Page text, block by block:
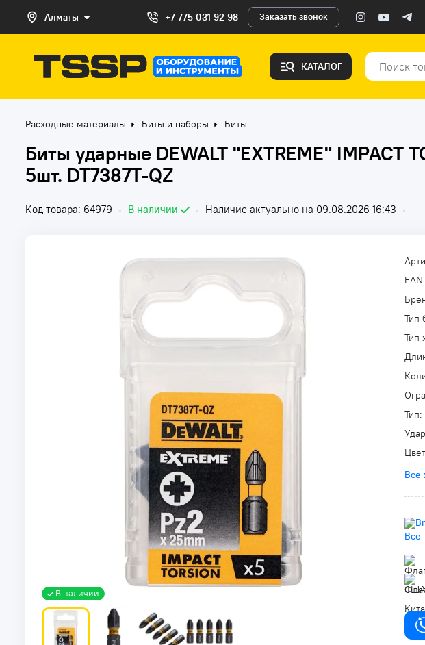
Алматы +7 775 031 92 98 Заказать звонок
КАТАЛОГ
Расходные материалы Биты и наборы Биты
Биты ударные DEWALT "EXTREME" IMPACT
5шт. DT7387T-QZ
Код товара: 64979 • В наличии • Наличие актуально на 09.08.2026 16:43 •
В наличии
EAN:
Тип
Тип
Тип:
Все
Все